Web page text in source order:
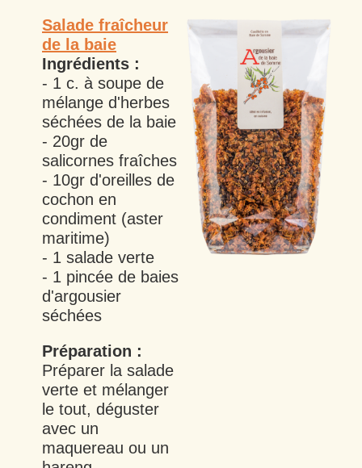
Salade fraîcheur
de la baie
Ingrédients :
- 1 c. à soupe de
mélange d'herbes
séchées de la baie
- 20gr de
salicornes fraîches
- 10gr d'oreilles de
cochon en
condiment (aster
maritime)
- 1 salade verte
- 1 pincée de baies
d'argousier
séchées
Préparation :
Préparer la salade
verte et mélanger
le tout, déguster
avec un
maquereau ou un